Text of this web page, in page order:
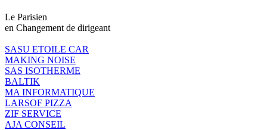
Le Parisien
en Changement de dirigeant
SASU ETOILE CAR
MAKING NOISE
SAS ISOTHERME
BALTIK
MA INFORMATIQUE
LARSOF PIZZA
ZIF SERVICE
AJA CONSEIL